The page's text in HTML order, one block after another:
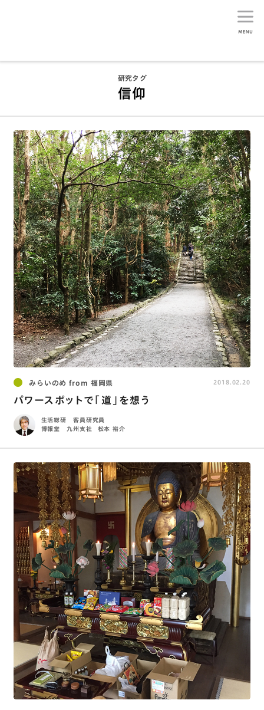
研究タグ
信仰
みらいのめ from 福岡県
パワースポットで「道」を想う
生活総研 客員研究員
博報堂 九州支社
松本 裕介
2018.02.20